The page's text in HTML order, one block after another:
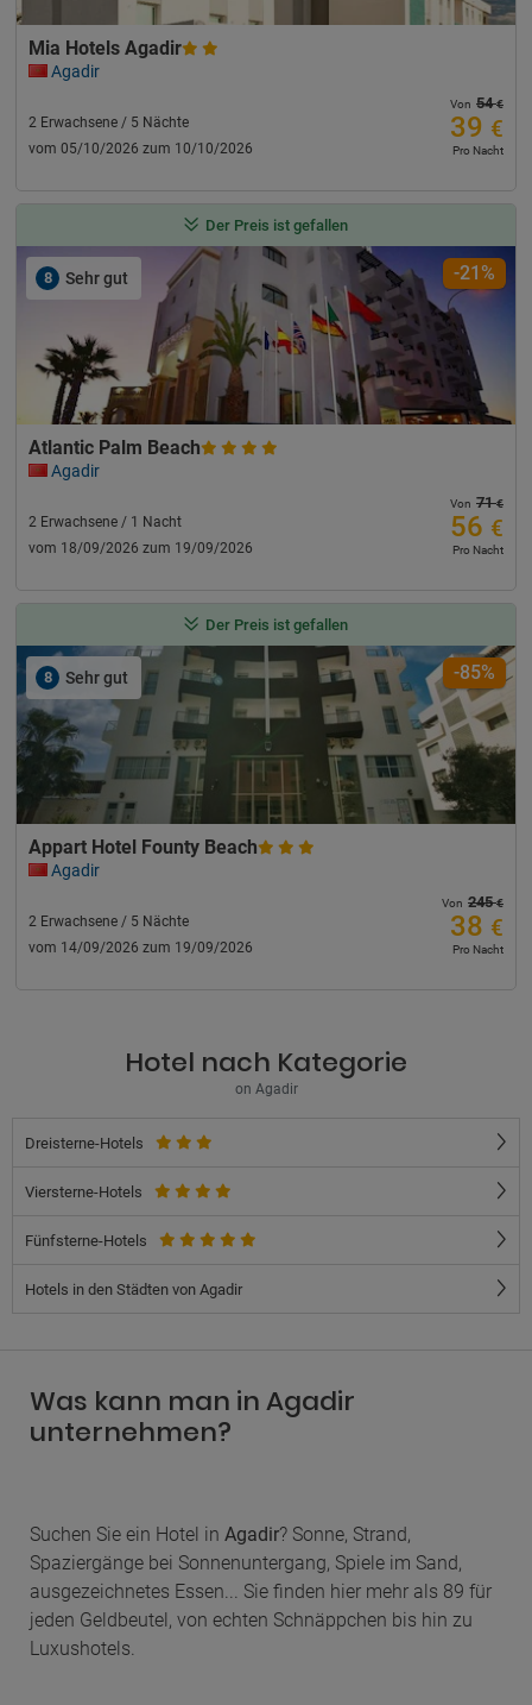
Mia Hotels Agadir
Agadir
2 Erwachsene / 5 Nächte
vom 05/10/2026 zum 10/10/2026
Von 54€
39 €
Pro Nacht
Der Preis ist gefallen
8 Sehr gut
Atlantic Palm Beach
Agadir
2 Erwachsene / 1 Nacht
vom 18/09/2026 zum 19/09/2026
-21%
Von 71€
56 €
Pro Nacht
Der Preis ist gefallen
8 Sehr gut
Appart Hotel Founty Beach
Agadir
2 Erwachsene / 5 Nächte
vom 14/09/2026 zum 19/09/2026
-85%
Von 245€
38 €
Pro Nacht
Hotel nach Kategorie
on Agadir
Dreisterne-Hotels
Viersterne-Hotels
Fünfsterne-Hotels
Hotels in den Städten von Agadir
Was kann man in Agadir
unternehmen?
Suchen Sie ein Hotel in Agadir? Sonne, Strand,
Spaziergänge bei Sonnenuntergang, Spiele im Sand,
ausgezeichnetes Essen... Sie finden hier mehr als 89 für
jeden Geldbeutel, von echten Schnäppchen bis hin zu
Luxushotels.